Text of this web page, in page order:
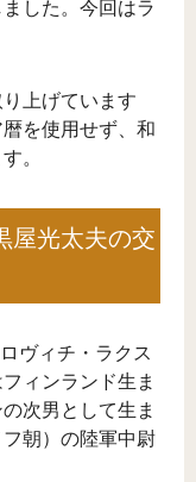
した。今回はラ
上げています
を使用せず、和
。
屋光太夫の交
ヴィチ・ラクス
ィンランド生ま
次男として生ま
朝）の陸軍中尉